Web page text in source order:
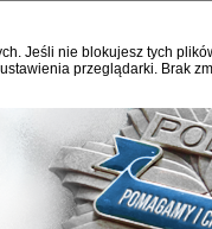
Jeśli nie blokujesz tych
przeglądarki. Brak